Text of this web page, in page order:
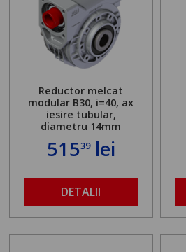
Reductor melcat
modular B30, i=40, ax
iesire tubular,
diametru 14mm
51539lei
DETALII